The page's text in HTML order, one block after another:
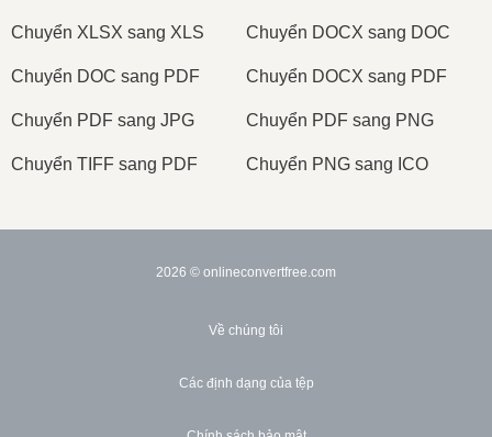
Сhuyển XLSX sang XLS Сhuyển DOCX sang DOC
Сhuyển DOC sang PDF Сhuyển DOCX sang PDF
Сhuyển PDF sang JPG Сhuyển PDF sang PNG
Сhuyển TIFF sang PDF Сhuyển PNG sang ICO
2026 © onlineconvertfree.com
Về chúng tôi
Các định dạng của tệp